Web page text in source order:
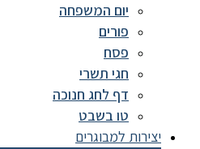
יום המשפחה
פורים
פסח
חגי תשרי
דף לחג חנוכה
טו בשבט
יצירות למבוגרים